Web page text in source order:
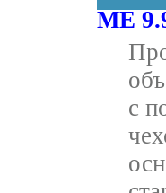
ME
с